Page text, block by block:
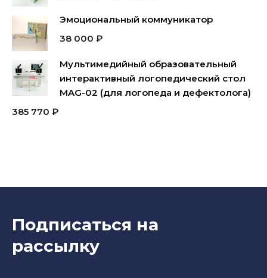
Эмоциональный коммуникатор
38 000 ₽
Мультимедийный образовательный
интерактивный логопедический стол
MAG-02 (для логопеда и дефектолога)
385 770 ₽
Подписаться на
рассылку